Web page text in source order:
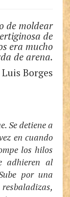
de moldear
de
era mucho
de arena.
Borges
Se detiene a
en cuando
los hilos
adhieren al
por una